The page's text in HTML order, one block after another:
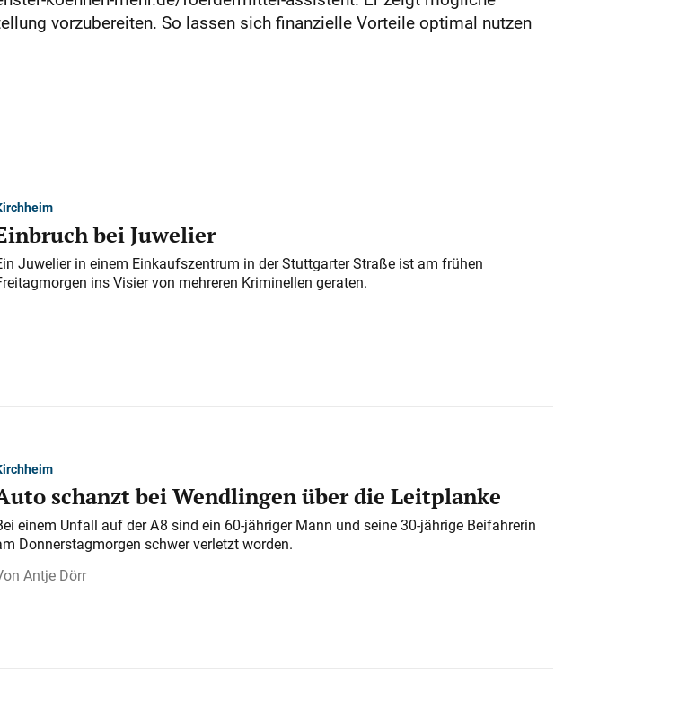
vorzubereiten. So lassen sich finanzielle Vorteile optimal nutzen
bei Juwelier
Juwelier in einem Einkaufszentrum in der Stuttgarter Straße ist am frühen
ins Visier von mehreren Kriminellen geraten.
schanzt bei Wendlingen über die Leitplanke
einem Unfall auf der A 8 sind ein 60-jähriger Mann und seine 30-jährige Beifahrerin
Donnerstagmorgen schwer verletzt worden.
Antje Dörr